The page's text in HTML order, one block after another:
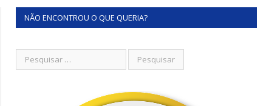
NÃO ENCONTROU O QUE QUERIA?